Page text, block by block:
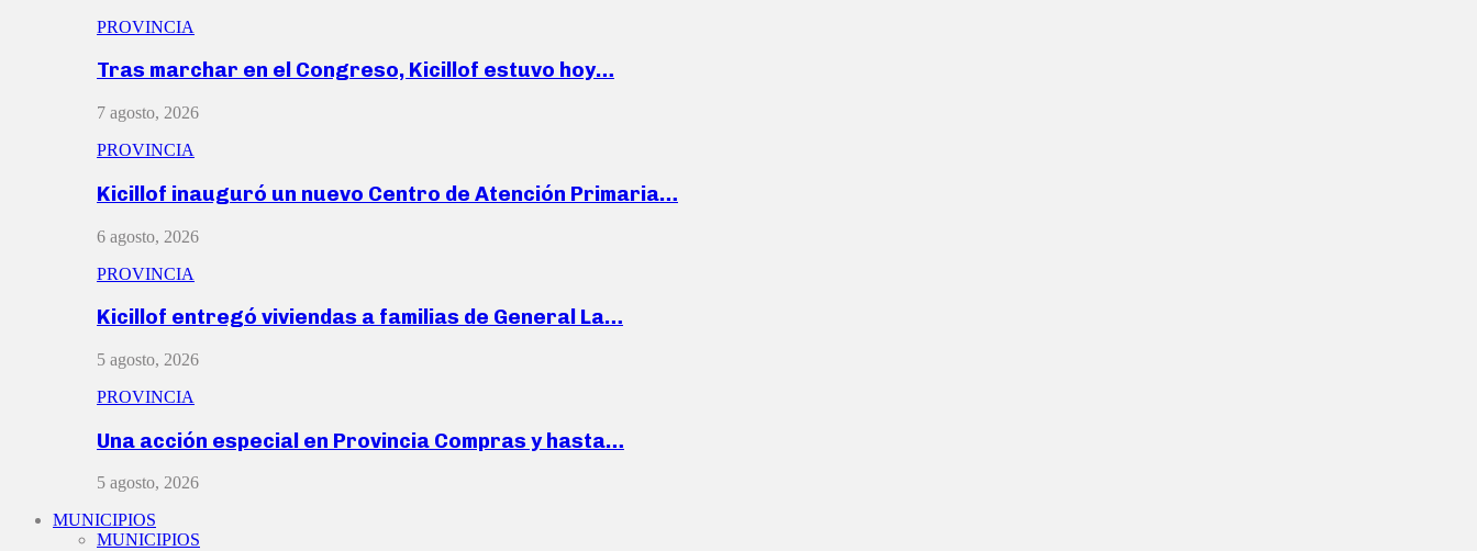
PROVINCIA
Tras marchar en el Congreso, Kicillof estuvo hoy…
7 agosto, 2026
PROVINCIA
Kicillof inauguró un nuevo Centro de Atención Primaria…
6 agosto, 2026
PROVINCIA
Kicillof entregó viviendas a familias de General La…
5 agosto, 2026
PROVINCIA
Una acción especial en Provincia Compras y hasta…
5 agosto, 2026
MUNICIPIOS
MUNICIPIOS